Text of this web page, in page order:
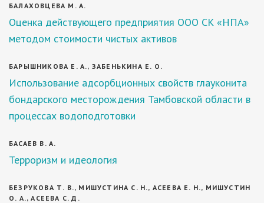
БАЛАХОВЦЕВА М. А.
Оценка действующего предприятия ООО СК «НПА»
методом стоимости чистых активов
БАРЫШНИКОВА Е. А., ЗАБЕНЬКИНА Е. О.
Использование адсорбционных свойств глауконита
бондарского месторождения Тамбовской области в
процессах водоподготовки
БАСАЕВ В. А.
Терроризм и идеология
БЕЗРУКОВА Т. В., МИШУСТИНА С. Н., АСЕЕВА Е. Н., МИШУСТИН
О. А., АСЕЕВА С. Д.